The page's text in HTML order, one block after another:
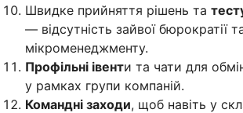
Швидке прийняття рішень та
— відсутність зайвої бюрократії
мікроменеджменту.
Профільні івенти та чати для
у рамках групи компаній.
Командні заходи, щоб навіть у